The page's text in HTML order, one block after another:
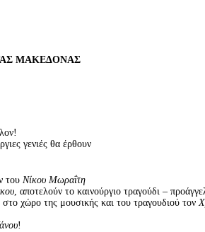
ΜΑΚΕΔΟΝΑΣ
γενιές θα έρθουν
του Νίκου Μωραΐτη
, αποτελούν το καινούργιο τραγούδι –
στο χώρο της μουσικής και του τραγουδιού τον
!